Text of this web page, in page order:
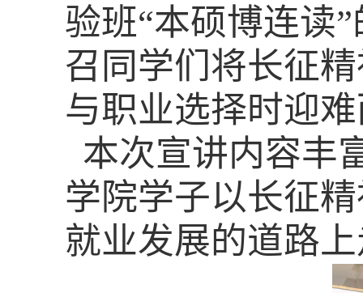
验班“本硕博连读
召同学们将长征
与职业选择时迎
本次宣讲内容丰
学院学子以长征
就业发展的道路